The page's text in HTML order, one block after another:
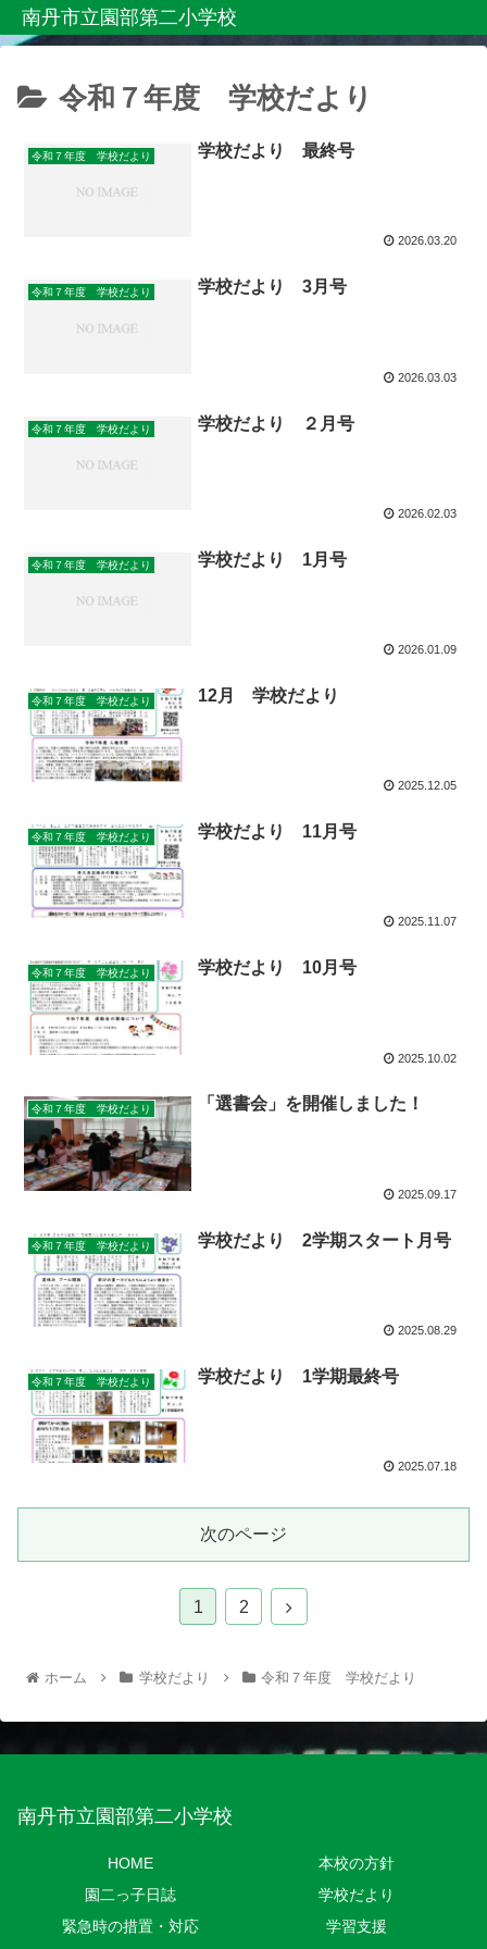
南丹市立園部第二小学校
令和７年度 学校だより
令和７年度 学校だより 学校だより 最終号
2026.03.20
令和７年度 学校だより 学校だより 3月号
2026.03.03
令和７年度 学校だより 学校だより ２月号
2026.02.03
令和７年度 学校だより 学校だより 1月号
2026.01.09
令和７年度 学校だより 12月 学校だより
2025.12.05
令和７年度 学校だより 学校だより 11月号
2025.11.07
令和７年度 学校だより 学校だより 10月号
2025.10.02
令和７年度 学校だより 「選書会」を開催しました！
2025.09.17
令和７年度 学校だより 学校だより 2学期スタート月号
2025.08.29
令和７年度 学校だより 学校だより 1学期最終号
2025.07.18
次のページ
1 2
ホーム 学校だより 令和７年度 学校だより
南丹市立園部第二小学校
HOME
本校の方針
園二っ子日誌
学校だより
緊急時の措置・対応
学習支援